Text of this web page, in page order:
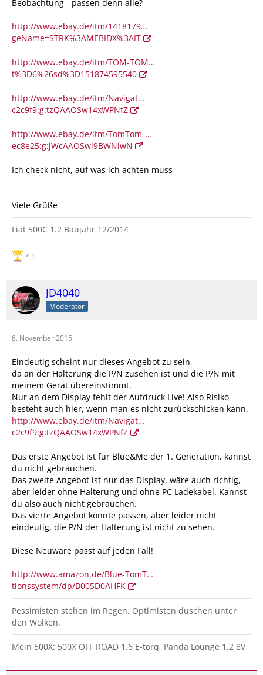
Beobachtung - passen denn alle?
http://www.ebay.de/itm/1418179…
geName=STRK%3AMEBIDX%3AIT
http://www.ebay.de/itm/TOM-TOM…
t%3D6%26sd%3D151874595540
http://www.ebay.de/itm/Navigat…
c2c9f9:g:tzQAAOSw14xWPNfZ
http://www.ebay.de/itm/TomTom-…
ec8e25:g:jWcAAOSwl9BWNiwN
Ich check nicht, auf was ich achten muss
Viele Grüße
Fiat 500C 1.2 Baujahr 12/2014
1
JD4040
Moderator
8. November 2015
Eindeutig scheint nur dieses Angebot zu sein,
da an der Halterung die P/N zusehen ist und die P/N mit
meinem Gerät übereinstimmt.
Nur an dem Display fehlt der Aufdruck Live! Also Risiko
besteht auch hier, wenn man es nicht zurückschicken kann.
http://www.ebay.de/itm/Navigat…
c2c9f9:g:tzQAAOSw14xWPNfZ
Das erste Angebot ist für Blue&Me der 1. Generation, kannst
du nicht gebrauchen.
Das zweite Angebot ist nur das Display, wäre auch richtig,
aber leider ohne Halterung und ohne PC Ladekabel. Kannst
du also auch nicht gebrauchen.
Das vierte Angebot könnte passen, aber leider nicht
eindeutig, die P/N der Halterung ist nicht zu sehen.
Diese Neuware passt auf jeden Fall!
http://www.amazon.de/Blue-TomT…
tionssystem/dp/B005D0AHFK
Pessimisten stehen im Regen, Optimisten duschen unter
den Wolken.
Mein 500X: 500X OFF ROAD 1.6 E-torq, Panda Lounge 1,2 8V